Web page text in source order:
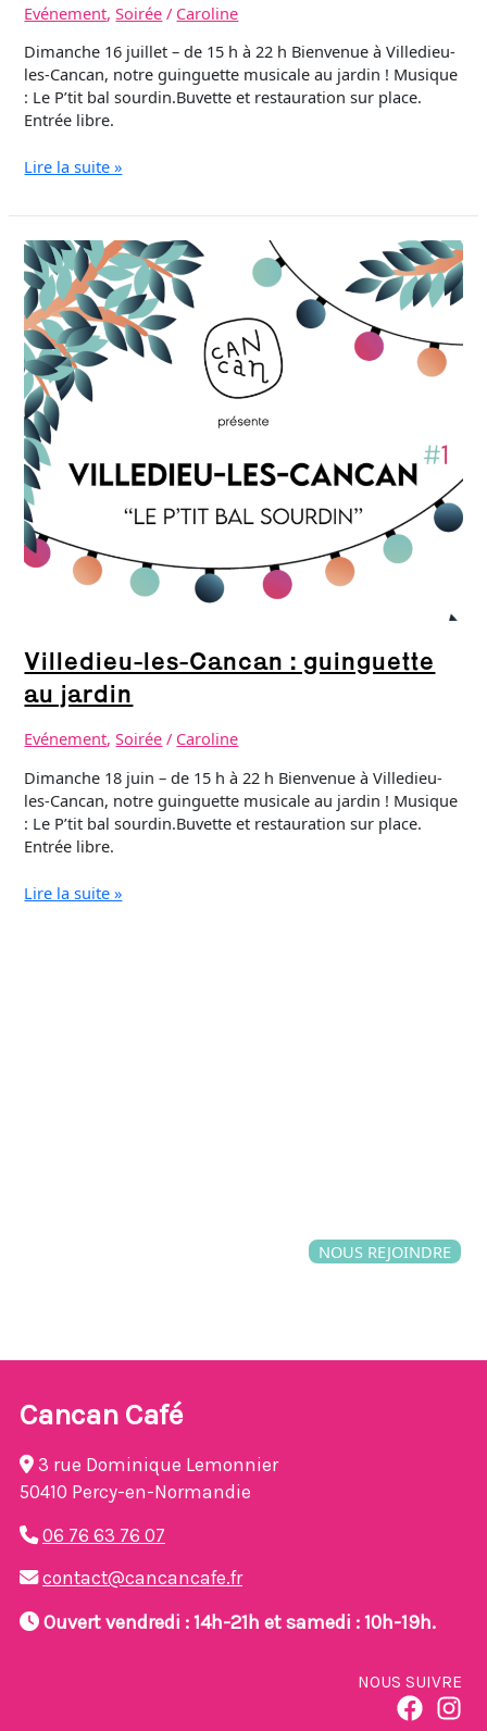
Evénement,Soirée / Caroline
Dimanche 16 juillet – de 15 h à 22 h Bienvenue à Villedieu-
les-Cancan, notre guinguette musicale au jardin ! Musique
: Le P’tit bal sourdin.Buvette et restauration sur place.
Entrée libre.
Lire la suite »
Villedieu-les-Cancan : guinguette
au jardin
Evénement,Soirée / Caroline
Dimanche 18 juin – de 15 h à 22 h Bienvenue à Villedieu-
les-Cancan, notre guinguette musicale au jardin ! Musique
: Le P’tit bal sourdin.Buvette et restauration sur place.
Entrée libre.
Villedieu-
les-
Cancan
:
guinguette
au
jardin
Lire la suite »
NOUS REJOINDRE
Cancan Café
3 rue Dominique Lemonnier
50410 Percy-en-Normandie
06 76 63 76 07
contact@cancancafe.fr
Ouvert vendredi : 14h-21h et samedi : 10h-19h.
NOUS SUIVRE